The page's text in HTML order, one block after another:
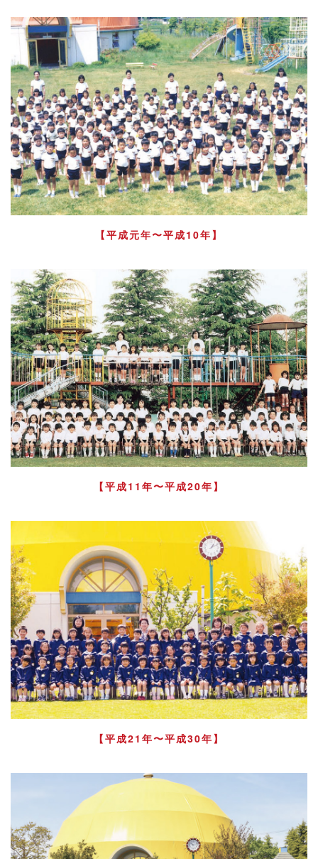
【平成元年〜平成10年】
【平成11年〜平成20年】
【平成21年〜平成30年】